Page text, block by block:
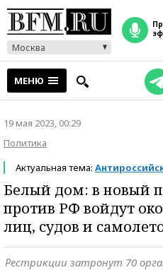
Москва
прямой
МЕНЮ
19 мая 2023, 00:29
Политика
Актуальная тема:
Белый дом: в новый
против РФ войдут
лиц, судов и
Рестрикции затронут 70